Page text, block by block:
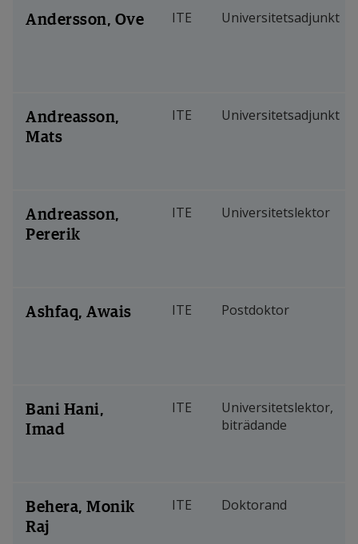
Andersson, Ove ITE Universitetsadjunkt
Andreasson,
Mats
ITE Universitetsadjunkt
Andreasson,
Pererik
ITE Universitetslektor
Ashfaq, Awais ITE Postdoktor
Bani Hani,
Imad
ITE
Universitetslektor,
biträdande
Behera, Monik
Raj
ITE Doktorand